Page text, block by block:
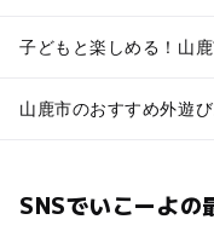
子どもと楽しめる！山
山鹿市のおすすめ外遊
SNSでいこーよの